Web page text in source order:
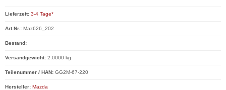
Lieferzeit: 3-4 Tage*
Art.Nr.: Maz626_202
Bestand:
Versandgewicht: 2.0000 kg
Teilenummer / HAN: GG2M-67-220
Hersteller: Mazda